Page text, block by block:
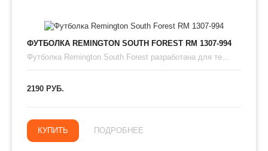
ФУТБОЛКА REMINGTON SOUTH FOREST RM 1307-994
Футболка Remington South Forest разработана для те...
2190 РУБ.
КУПИТЬ ПОДРОБНЕЕ